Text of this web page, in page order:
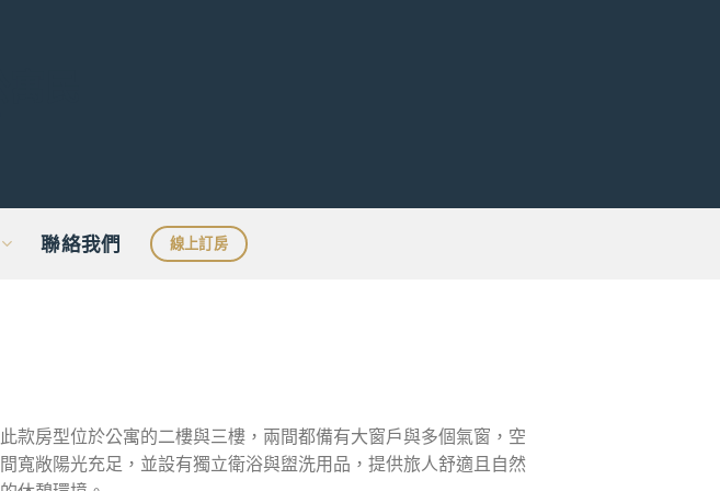
聯絡我們 線上訂房
此款房型位於公寓的二樓與三樓，兩間都備有大窗戶與多個氣窗，空
間寬敞陽光充足，並設有獨立衛浴與盥洗用品，提供旅人舒適且自然